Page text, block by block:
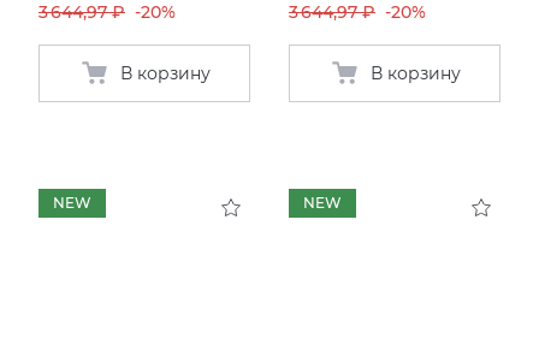
3 644,97 ₽ -20%
В корзину
3 644,97 ₽ -20%
В корзину
NEW NEW